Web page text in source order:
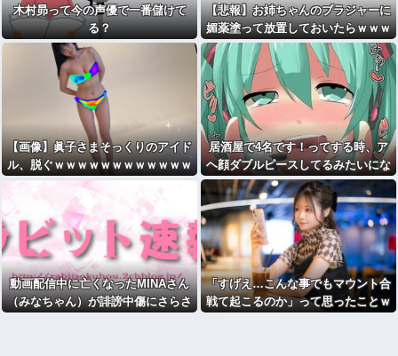
木村昴って今の声優で一番儲けて
る？
【悲報】お姉ちゃんのブラジャーに
媚薬塗って放置しておいたらｗｗｗ
ｗｗｗｗｗｗｗwwww
【画像】眞子さまそっくりのアイド
ル、脱ぐｗｗｗｗｗｗｗｗｗｗｗｗ
居酒屋で4名です！ってする時、ア
ヘ顔ダブルピースしてるみたいにな
るの恥ずかしいんやが
動画配信中に亡くなったMINAさん
（みなちゃん）が誹謗中傷にさらさ
「すげえ…こんな事でもマウント合
戦て起こるのか」って思ったことｗ